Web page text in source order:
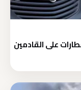
على القادمين